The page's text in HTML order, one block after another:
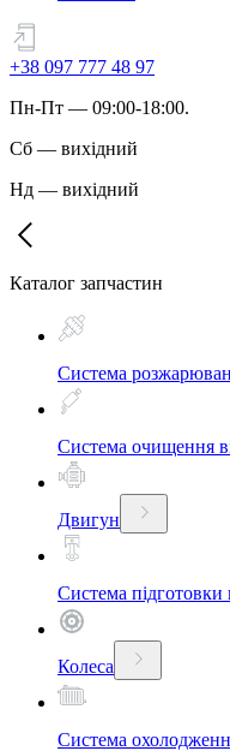
+38 097 777 48 97
Пн-Пт — 09:00-18:00.
Сб — вихідний
Нд — вихідний
Каталог запчастин
Система
Система очищення
Двигун
Система підготовки
Колеса
Система